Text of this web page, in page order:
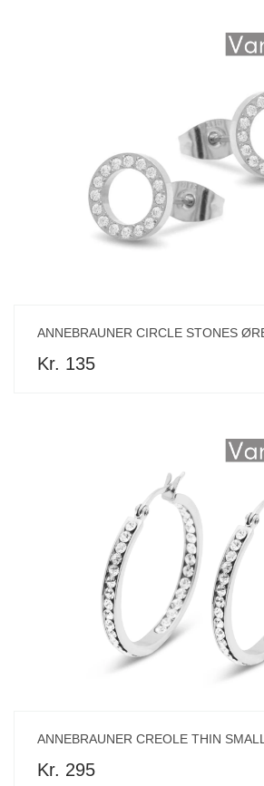
ANNEBRAUNER CIRCLE STONES
Kr. 135
ANNEBRAUNER CREOLE THIN
Kr. 295